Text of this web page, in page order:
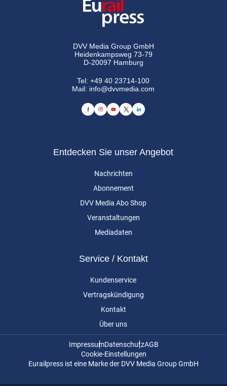
DVV Media Group GmbH
Heidenkampsweg 73-79
D-20097 Hamburg
Tel:+49 40 23714-100
Mail: info@dvvmedia.com
Entdecken Sie unser Angebot
Nachrichten
Abonnement
DVV Media Abo Shop
Veranstaltungen
Mediadaten
Service / Kontakt
Kundenservice
Vertragskündigung
Kontakt
Über uns
ImpressumDatenschutzAGB
Cookie-Einstellungen
Eurailpress ist eine Marke der DVV Media Group GmbH